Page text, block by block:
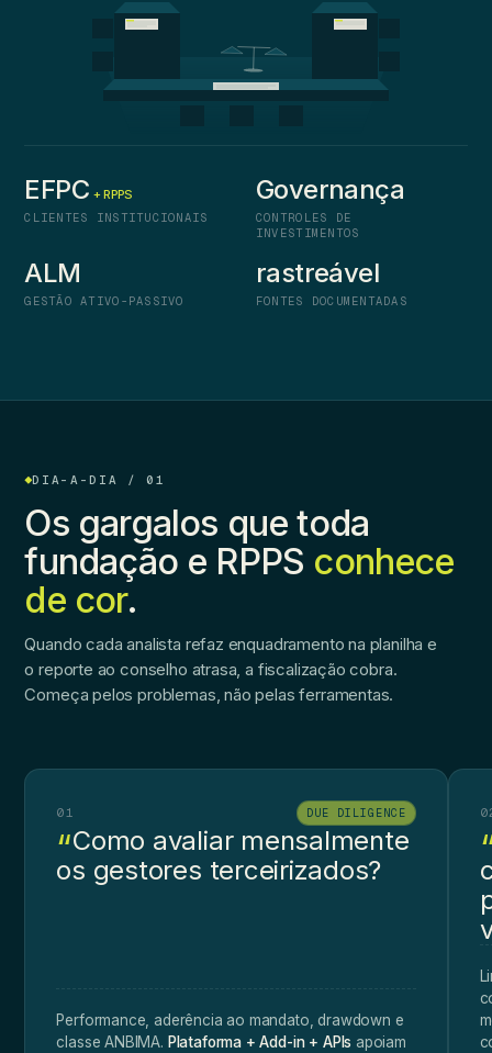
EFPC + RPPS
CLIENTES INSTITUCIONAIS
Governança
CONTROLES DE
INVESTIMENTOS
ALM
GESTÃO ATIVO-PASSIVO
rastreável
FONTES DOCUMENTADAS
DIA-A-DIA / 01
Os gargalos que toda
fundação e RPPS conhece
de cor.
Quando cada analista refaz enquadramento na planilha e
o reporte ao conselho atrasa, a fiscalização cobra.
Começa pelos problemas, não pelas ferramentas.
01 DUE DILIGENCE
Como avaliar mensalmente
os gestores terceirizados?
Performance, aderência ao mandato, drawdown e
classe ANBIMA. Plataforma + Add-in + APIs apoiam